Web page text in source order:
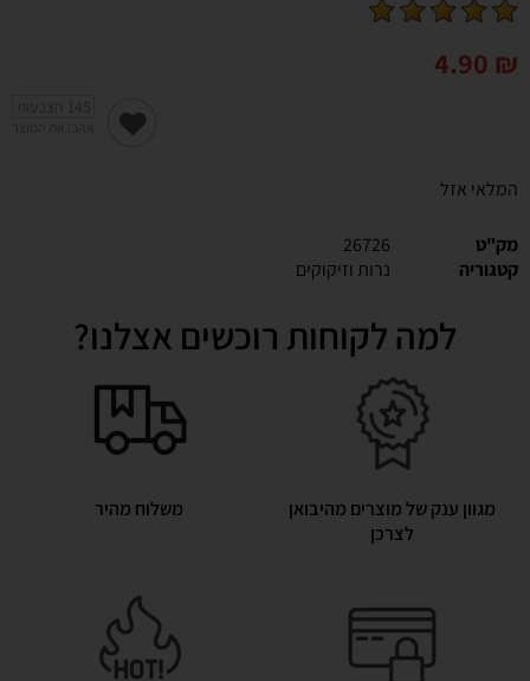
4.90 ₪
המלאי אזל
מק"ט
26726
קטגוריה
נרות וזיקוקים
למה לקוחות רוכשים אצלנו?
מגוון ענק של מוצרים מהיבואן
לצרכן
משלוח מהיר